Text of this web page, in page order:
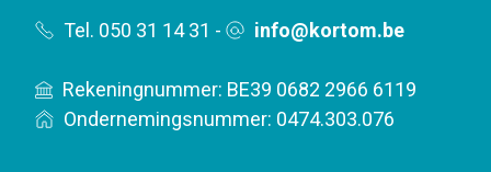
Tel. 050 31 14 31 - info@kortom.be
Rekeningnummer: BE39 0682 2966 6119
Ondernemingsnummer: 0474.303.076